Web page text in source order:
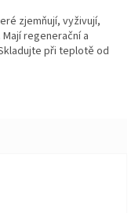
zjemňují, vyživují,
regenerační a
při teplotě od